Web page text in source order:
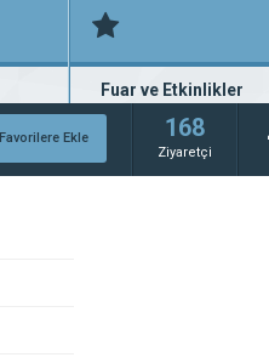
Fuar ve Etkinlikler
Fuar ve etkinlik planları
Favorilere Ekle
168
Ziyaretçi